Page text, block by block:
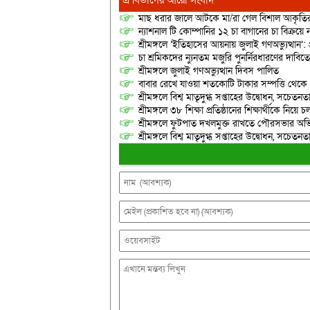
মাছ ধরার জালে আটকে মা/রা গেল বিশাল
ন্যাশনাল টি কোম্পানির ১২ চা বাগানের চা
শ্রীমঙ্গলে ‘ইতিহাসের আয়নায় জুলাই
চা শ্রমিকদের ন্যুনতম মজুরি পুনর্নিরধারণের
শ্রীমঙ্গলে জুলাই গণঅভ্যুত্থান দিবস পালিত
বাবার রেখে যাওয়া শতকোটি টাকার সম্পত্তি
শ্রীমঙ্গলে বিশ্ব মাতৃদুগ্ধ সপ্তাহের উদ্বোধন,
শ্রীমঙ্গলে ৩৮ শিক্ষা প্রতিষ্ঠানের শিক্ষার্থীকে
শ্রীমঙ্গলে ফুটপাত দখলমুক্ত রাখতে পৌরসভার
শ্রীমঙ্গলে বিশ্ব মাতৃদুগ্ধ সপ্তাহের উদ্বোধন,